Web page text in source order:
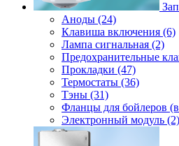
Аноды (24)
Клавиша включения (6)
Лампа сигнальная (2)
Предохранительные
Прокладки (47)
Термостаты (36)
Тэны (31)
Фланцы для бойлеров
Электронный модуль (2)